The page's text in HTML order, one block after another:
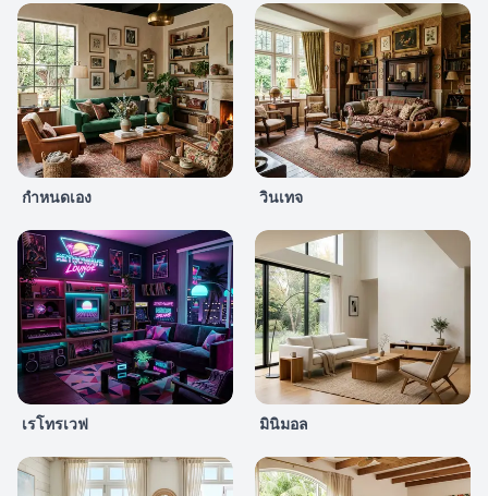
กำหนดเอง วินเทจ
เรโทรเวฟ มินิมอล